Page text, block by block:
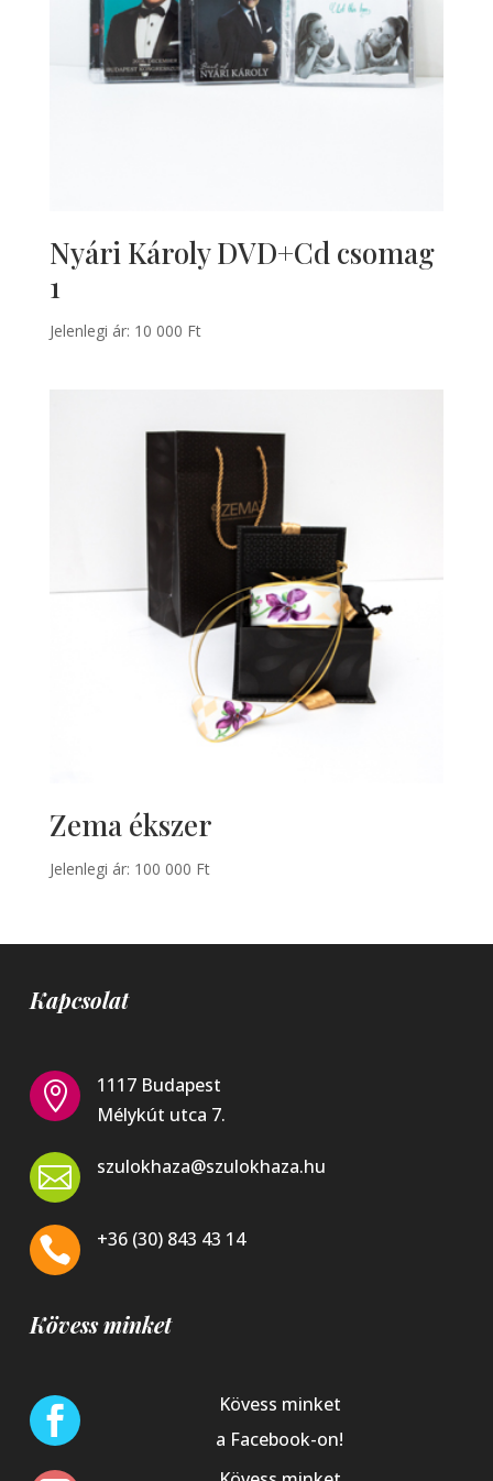
Nyári Károly DVD+Cd csomag
1
Jelenlegi ár: 10 000 Ft
Zema ékszer
Jelenlegi ár: 100 000 Ft
Kapcsolat

1117 Budapest
Mélykút utca 7.
 szulokhaza@szulokhaza.hu
 +36 (30) 843 43 14
Kövess minket

Kövess minket
a Facebook-on!